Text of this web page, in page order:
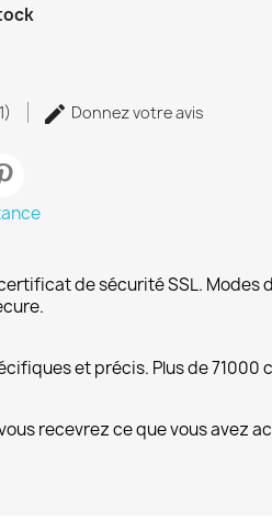
Donnez votre avis
de sécurité SSL. Modes
et précis. Plus de 71000
recevrez ce que vous avez